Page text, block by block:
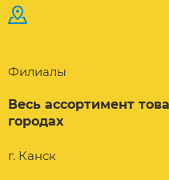
Филиалы
Весь ассортимент
городах
г. Канск